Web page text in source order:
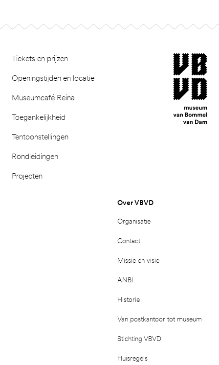
Tickets en prijzen
Openingstijden en locatie
Museumcafé Reina
Toegankelijkheid
Tentoonstellingen
Rondleidingen
Projecten
museum van
Over VBVD
Organisatie
Contact
Missie en visie
ANBI
Historie
Van postkantoor tot museum
Stichting VBVD
Huisregels